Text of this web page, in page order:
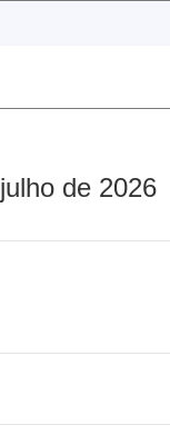
de 2026